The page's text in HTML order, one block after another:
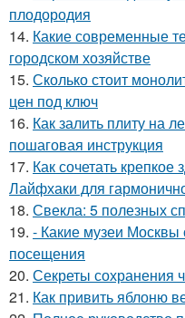
плодородия
14. Какие современные
городском хозяйстве
15. Сколько стоит
цен под ключ
16. Как залить плиту на
пошаговая инструкция
17. Как сочетать
Лайфхаки для
18. Свекла: 5 полезных
19. - Какие музеи Москвы
посещения
20. Секреты сохранения
21. Как привить яблоню